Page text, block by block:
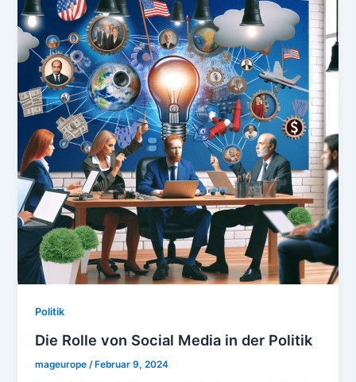
Politik
Die Rolle von Social Media in der Politik
mageurope/Februar 9, 2024